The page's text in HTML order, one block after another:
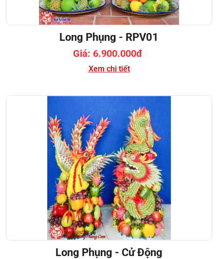
Long Phụng - RPV01
Giá: 6.900.000đ
Xem chi tiết
Long Phụng - Cử Động